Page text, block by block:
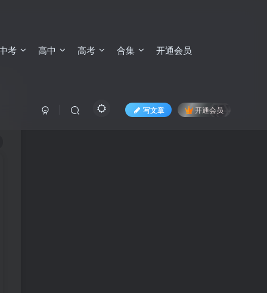
考 高中 高考 合集 开通会员
写文章 开通会员